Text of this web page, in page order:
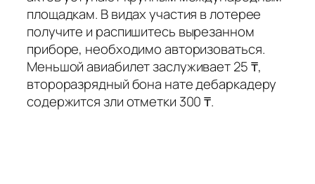
площадкам. В видах участия в лотерее
получите и распишитесь вырезанном
приборе, необходимо авторизоваться.
Меньшой авиабилет заслуживает 25 ₸,
второразрядный бона нате дебаркадеру
содержится зли отметки 300 ₸.